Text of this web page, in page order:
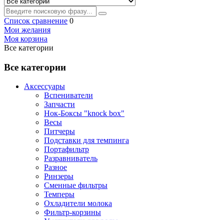
Список сравнение 0
Мои желания
Моя корзина
Все категории
Все категории
Аксессуары
Вспениватели
Запчасти
Нок-Боксы "knock box"
Весы
Питчеры
Подставки для темпинга
Портафильтр
Разравниватель
Разное
Ринзеры
Сменные фильтры
Темперы
Охладители молока
Фильтр-корзины